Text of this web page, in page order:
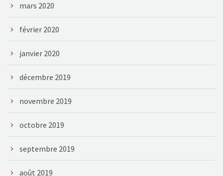
mars 2020
février 2020
janvier 2020
décembre 2019
novembre 2019
octobre 2019
septembre 2019
août 2019